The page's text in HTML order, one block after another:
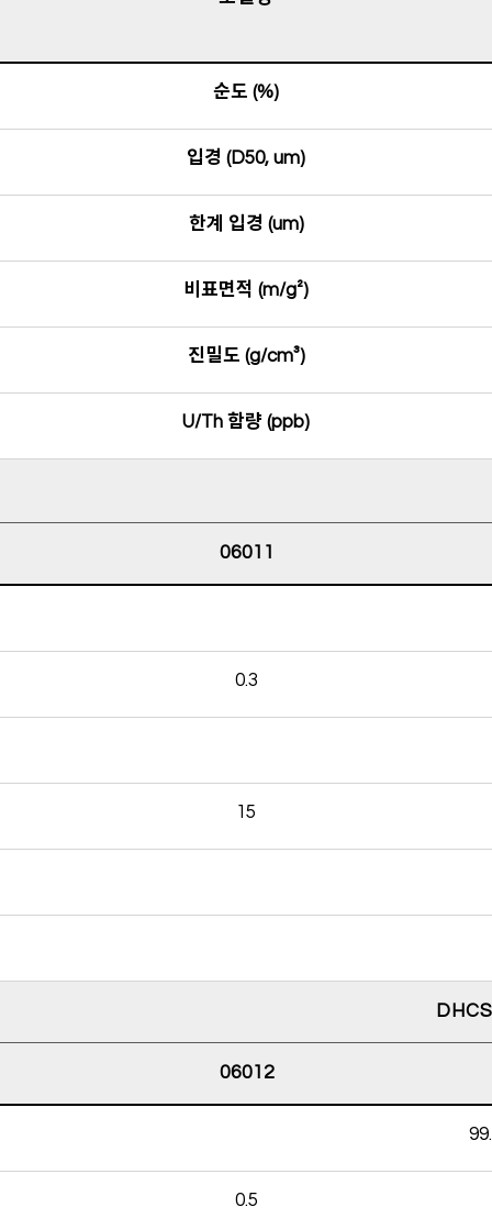
순도 (%)
입경 (D50, um)
한계 입경 (um)
비표면적 (m/g²)
진밀도 (g/cm³)
U/Th 함량 (ppb)
06011
0.3
15
DHCS
06012
99.
0.5